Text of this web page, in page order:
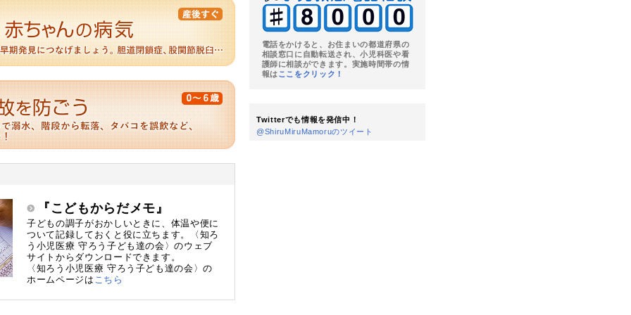
『こどもからだメモ』
子どもの調子がおかしいときに、体温や便に
ついて記録しておくと役に立ちます。〈知ろ
う小児医療 守ろう子ども達の会〉のウェブ
サイトからダウンロードできます。
〈知ろう小児医療 守ろう子ども達の会〉の
ホームページは こちら
電話をかけると、お住まいの都道府県の
相談窓口に自動転送され、小児科医や看
護師に相談ができます。実施時間帯の情
報はここをクリック！
Twitterでも情報を発信中！
@ShiruMiruMamoruのツイート